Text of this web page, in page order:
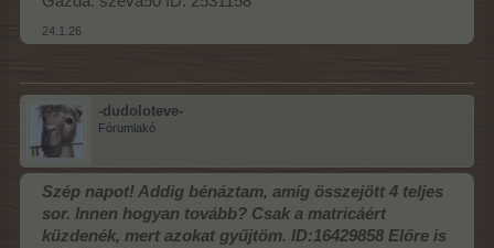
24.1.26
-dudoloteve-
Fórumlakó
Szép napot! Addig bénáztam, amíg összejött 4 teljes
sor. Innen hogyan tovább? Csak a matricáért
küzdenék, mert azokat gyűjtöm. ID:16429858 Előre is